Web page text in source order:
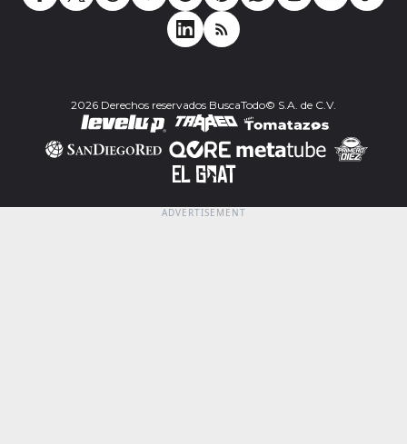
2026 Derechos reservados BuscaTodo© S.A. de C.V.